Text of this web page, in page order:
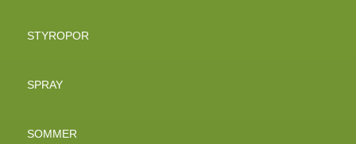
STYROPOR
SPRAY
SOMMER